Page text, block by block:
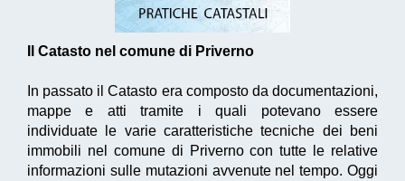
Il Catasto nel comune di Priverno
In passato il Catasto era composto da documentazioni,
mappe e atti tramite i quali potevano essere
individuate le varie caratteristiche tecniche dei beni
immobili nel comune di Priverno con tutte le relative
informazioni sulle mutazioni avvenute nel tempo. Oggi